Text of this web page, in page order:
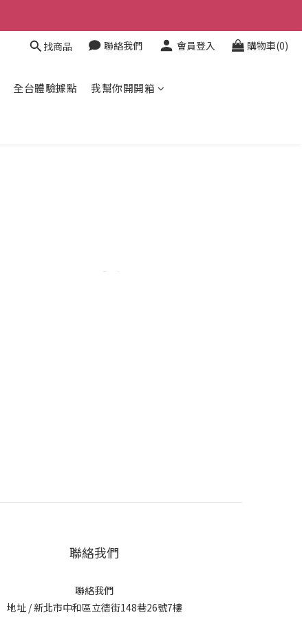
找商品 聯絡我們 會員登入 購物車(0)
全台體驗據點
我幫你開開箱
聯絡我們
聯絡我們
地址 / 新北市中和區立德街148巷26號7樓